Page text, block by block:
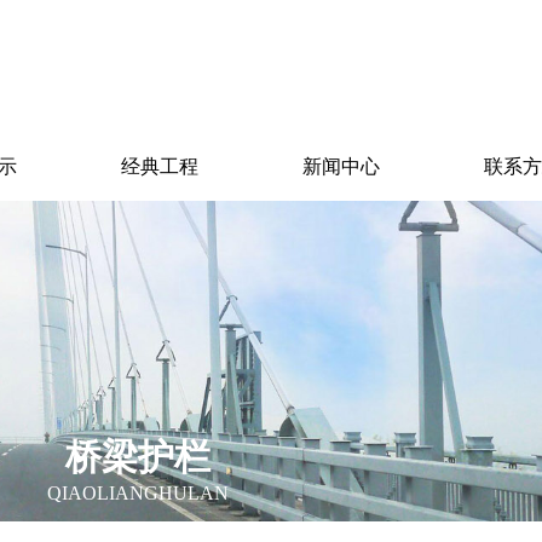
经典工程 新闻中心 联系
桥梁护栏
QIAOLIANGHULAN